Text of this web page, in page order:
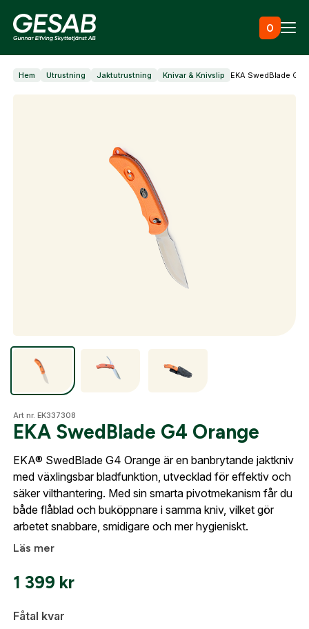
0
Ammunition
Jaktkläder & skor
Mer
Mitt konto
Kontakta oss
Hem Utrustning Jaktutrustning Knivar & Knivslip EKA SwedBlade G4
Art nr. EK337308
EKA SwedBlade G4 Orange
EKA® SwedBlade G4 Orange är en banbrytande jaktkniv
med växlingsbar bladfunktion, utvecklad för effektiv och
säker vilthantering. Med sin smarta pivotmekanism får du
både flåblad och buköppnare i samma kniv, vilket gör
arbetet snabbare, smidigare och mer hygieniskt.
Läs mer
1 399 kr
Fåtal kvar
Logga in
Logga in för att handla med dina avtalspriser, smidig
fakturabetalning och tillgång till orderhistorik.
Skapa konto
formuläret så återkommer vi till dig när kontot är
skapat. I vår FAQ hittar du svar på de vanligaste
frågorna gällande Mitt konto.